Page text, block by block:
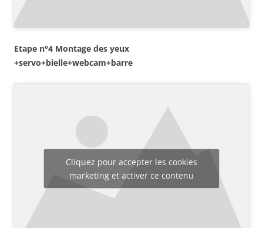
Etape n°4 Montage des yeux
+servo+bielle+webcam+barre
Cliquez pour accepter les cookies
marketing et activer ce contenu